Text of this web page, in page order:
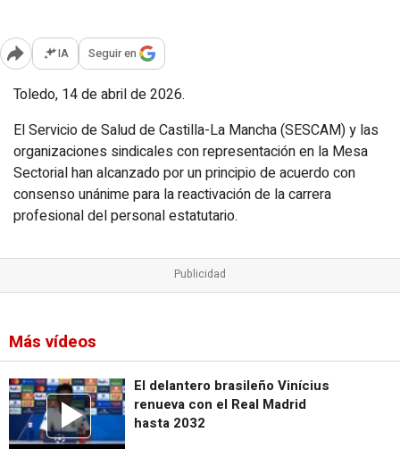
Abrir opciones para compartir
IA Seguir en
Toledo, 14 de abril de 2026.
El Servicio de Salud de Castilla-La Mancha (SESCAM) y las
organizaciones sindicales con representación en la Mesa
Sectorial han alcanzado por un principio de acuerdo con
consenso unánime para la reactivación de la carrera
profesional del personal estatutario.
Más vídeos
El delantero brasileño Vinícius
renueva con el Real Madrid
hasta 2032